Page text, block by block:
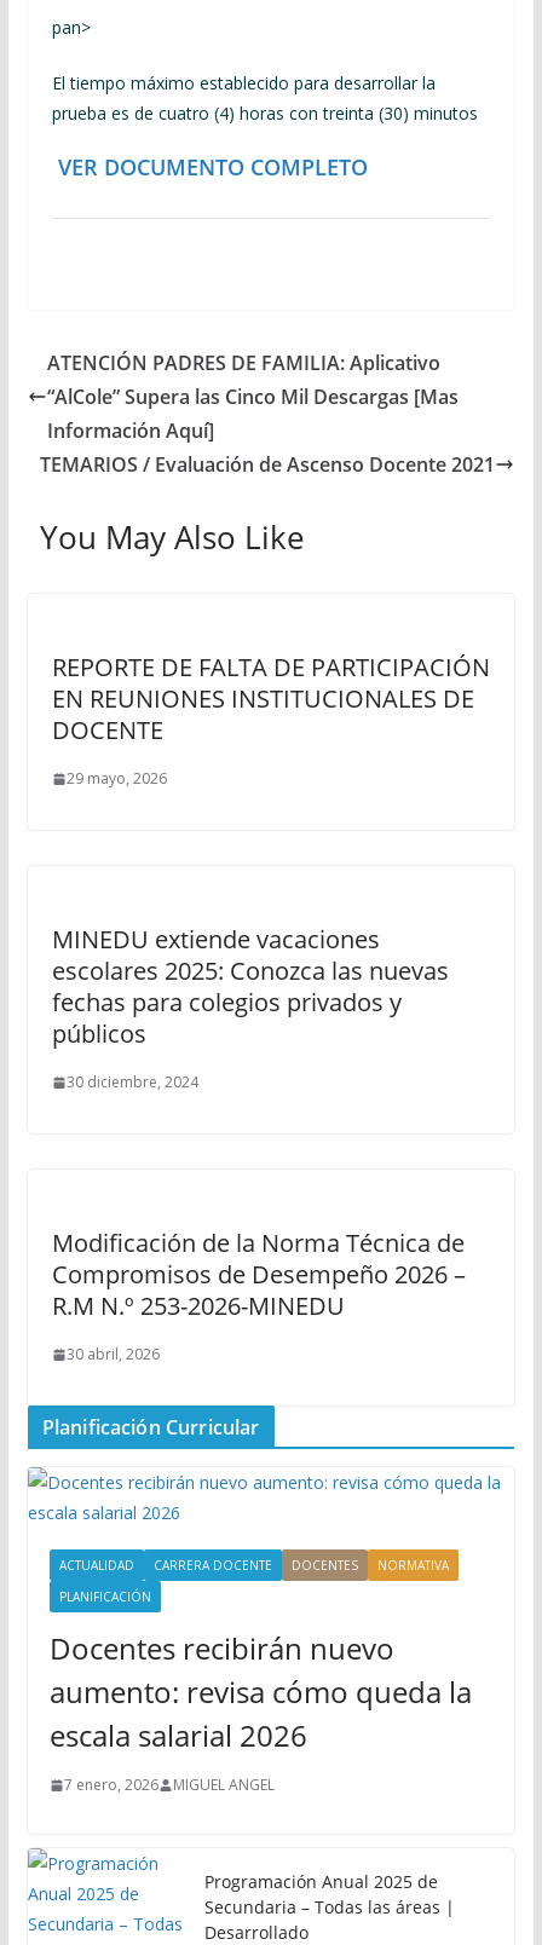
pan>
El tiempo máximo establecido para desarrollar la
prueba es de cuatro (4) horas con treinta (30) minutos
VER DOCUMENTO COMPLETO
ATENCIÓN PADRES DE FAMILIA: Aplicativo
“AlCole” Supera las Cinco Mil Descargas [Mas
Información Aquí]
TEMARIOS / Evaluación de Ascenso Docente 2021
You May Also Like
REPORTE DE FALTA DE PARTICIPACIÓN
EN REUNIONES INSTITUCIONALES DE
DOCENTE
29 mayo, 2026
MINEDU extiende vacaciones
escolares 2025: Conozca las nuevas
fechas para colegios privados y
públicos
30 diciembre, 2024
Modificación de la Norma Técnica de
Compromisos de Desempeño 2026 –
R.M N.º 253-2026-MINEDU
30 abril, 2026
Planificación Curricular
ACTUALIDAD CARRERA DOCENTE DOCENTES
NORMATIVA
PLANIFICACIÓN
Docentes recibirán nuevo
aumento: revisa cómo queda la
escala salarial 2026
7 enero, 2026 MIGUEL ANGEL
Programación Anual 2025 de
Secundaria – Todas las áreas |
Desarrollado